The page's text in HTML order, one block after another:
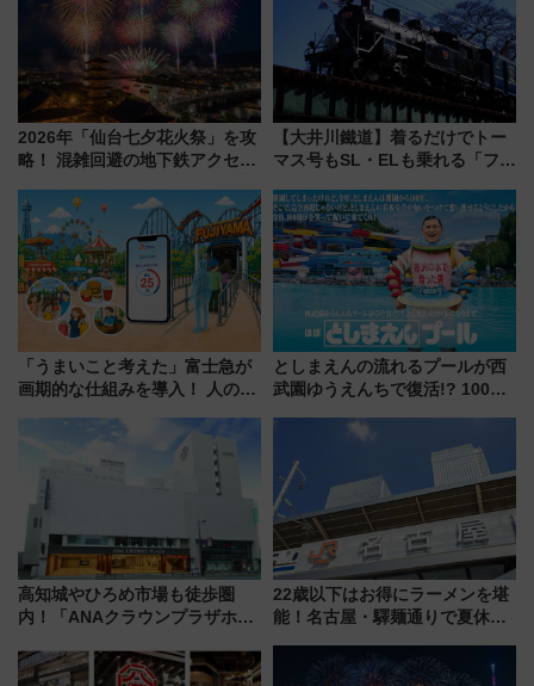
2026年「仙台七夕花火祭」を攻
略！ 混雑回避の地下鉄アクセス
火前に楽しむ仙台観光ルートま
で解説！
【大井川鐵道】着るだけでトー
マス号もSL・ELも乗れる「フリ
受注販売
「うまいこと考えた」富士急が
画期的な仕組みを導入！ 人のか
としまえんの流れるプールが西
武園ゆうえんちで復活!? 100周
イダー」に注目 2026年夏は所
沢へ遊びに行こう
高知城やひろめ市場も徒歩圏
内！「ANAクラウンプラザホテ
22歳以下はお得にラーメンを堪
能！名古屋・驛麺通りで夏休み
よりスタート